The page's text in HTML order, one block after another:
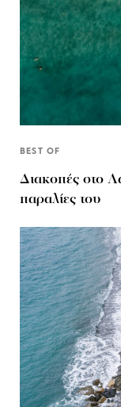
BEST OF
Διακοπές στο
παραλίες του